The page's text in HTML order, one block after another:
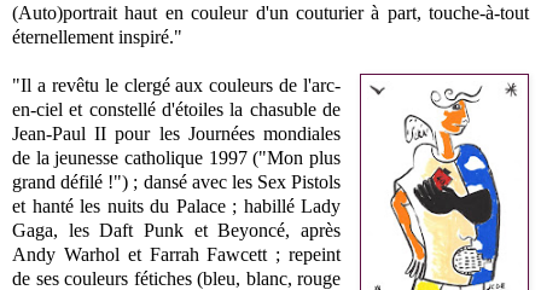
(Auto)portrait haut en couleur d'un couturier à part, touche-à-tout
éternellement inspiré."
"Il a revêtu le clergé aux couleurs de l'arc-
en-ciel et constellé d'étoiles la chasuble de
Jean-Paul II pour les Journées mondiales
de la jeunesse catholique 1997 ("Mon plus
grand défilé !") ; dansé avec les Sex Pistols
et hanté les nuits du Palace ; habillé Lady
Gaga, les Daft Punk et Beyoncé, après
Andy Warhol et Farrah Fawcett ; repeint
de ses couleurs fétiches (bleu, blanc, rouge